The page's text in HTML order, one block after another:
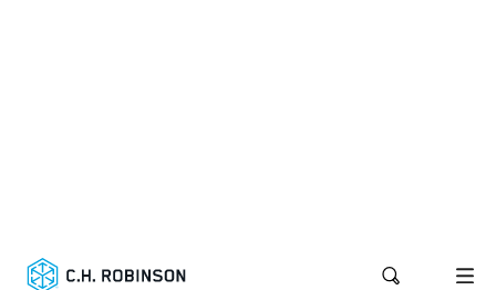
para ayudar a su compañía a